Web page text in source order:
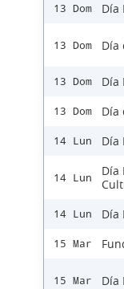
13 Dom Día
13 Dom Día
13 Dom Día
13 Dom Día
14 Lun Día
14 Lun
Día
14 Lun Día
15 Mar
15 Mar Día